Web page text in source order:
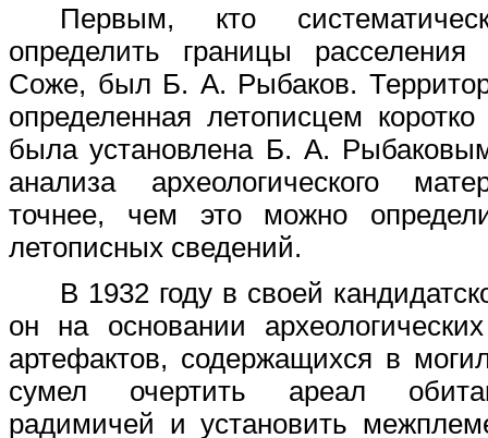
Первым, кто
определить границы
Соже, был Б. А. Рыбаков.
определенная летописцем
была установлена Б. А.
анализа археологического
точнее, чем это можно
летописных сведений.
В 1932 году в своей
он на основании
артефактов, содержащихся в
сумел очертить ареал
радимичей и установить